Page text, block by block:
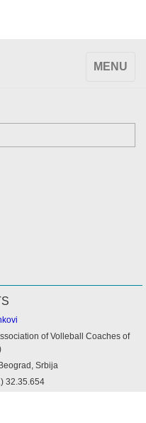
TOGGLE
MENU
of Volleball Coaches of
Srbija
32.35.654